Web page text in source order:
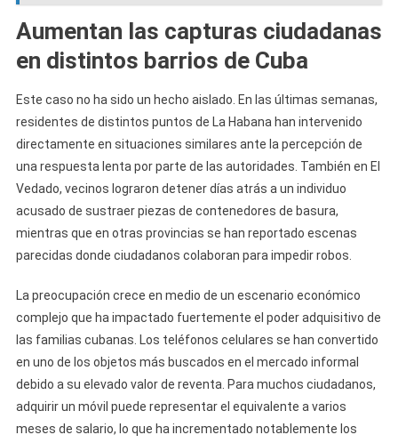
Aumentan las capturas ciudadanas
en distintos barrios de Cuba
Este caso no ha sido un hecho aislado. En las últimas semanas,
residentes de distintos puntos de La Habana han intervenido
directamente en situaciones similares ante la percepción de
una respuesta lenta por parte de las autoridades. También en El
Vedado, vecinos lograron detener días atrás a un individuo
acusado de sustraer piezas de contenedores de basura,
mientras que en otras provincias se han reportado escenas
parecidas donde ciudadanos colaboran para impedir robos.
La preocupación crece en medio de un escenario económico
complejo que ha impactado fuertemente el poder adquisitivo de
las familias cubanas. Los teléfonos celulares se han convertido
en uno de los objetos más buscados en el mercado informal
debido a su elevado valor de reventa. Para muchos ciudadanos,
adquirir un móvil puede representar el equivalente a varios
meses de salario, lo que ha incrementado notablemente los